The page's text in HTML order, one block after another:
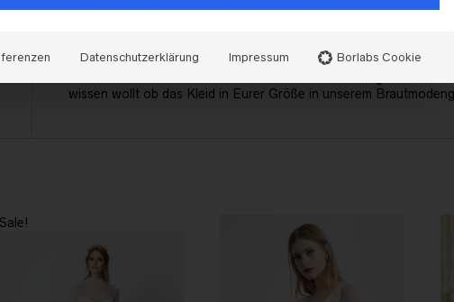
Sollte der Weg zu weit sein, dann meldet Euch bitte bei uns.
Unsere Brautkleider sind nicht in allen Größen vorrätig. Meldet
wissen wollt ob das Kleid in Eurer Größe in unserem
Sale!
Datenschutzerklärung Impressum Borlabs Cookie